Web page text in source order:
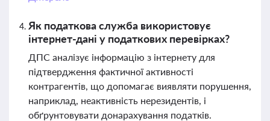
Як податкова служба використовує
інтернет-дані у податкових перевірках?
ДПС аналізує інформацію з інтернету для
підтвердження фактичної активності
контрагентів, що допомагає виявляти порушення,
наприклад, неактивність нерезидентів, і
обґрунтовувати донарахування податків.